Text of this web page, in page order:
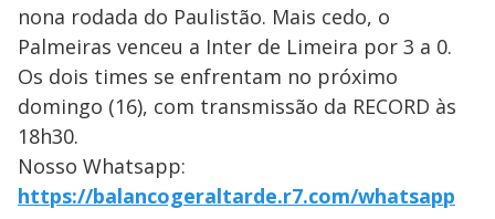
nona rodada do Paulistão. Mais cedo, o
Palmeiras venceu a Inter de Limeira por 3 a 0.
Os dois times se enfrentam no próximo
domingo (16), com transmissão da RECORD às
18h30.
Nosso Whatsapp:
https://balancogeraltarde.r7.com/whatsapp